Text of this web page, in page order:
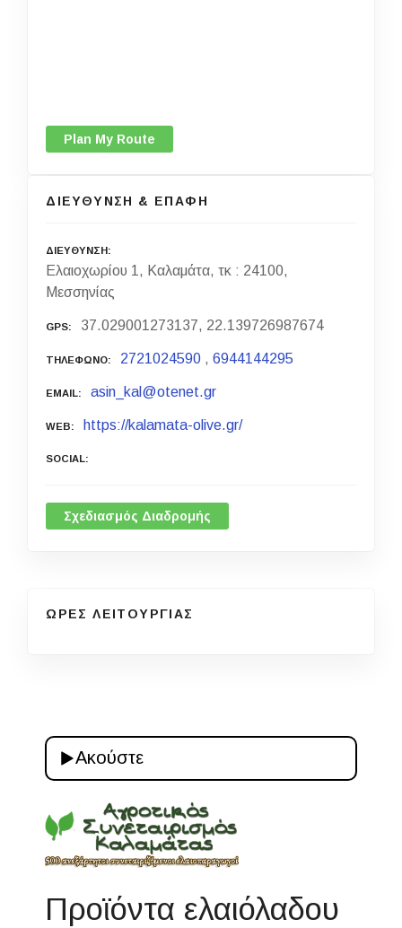
Plan My Route
ΔΙΕΥΘΥΝΣΗ & ΕΠΑΦΗ
ΔΙΕΥΘΥΝΣΗ
Ελαιοχωρίου 1, Καλαμάτα, τκ : 24100,
Μεσσηνίας
GPS 37.029001273137, 22.139726987674
ΤΗΛΕΦΩΝΟ 2721024590 ,6944144295
EMAIL asin_kal@otenet.gr
WEB https://kalamata-olive.gr/
SOCIAL
Σχεδιασμός Διαδρομής
ΩΡΕΣ ΛΕΙΤΟΥΡΓΙΑΣ
Ακούστε
Προϊόντα ελαιόλαδου